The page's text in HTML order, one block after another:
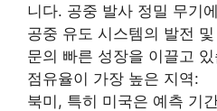
니다. 공중 발사 정밀 무기
공중 유도 시스템의 발전
문의 빠른 성장을 이끌고
점유율이 가장 높은 지역:
북미, 특히 미국은 예측 기